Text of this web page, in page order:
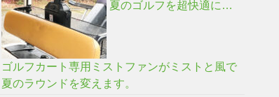
夏のゴルフを超快適に…
ゴルフカート専用ミストファンがミストと風で
夏のラウンドを変えます。